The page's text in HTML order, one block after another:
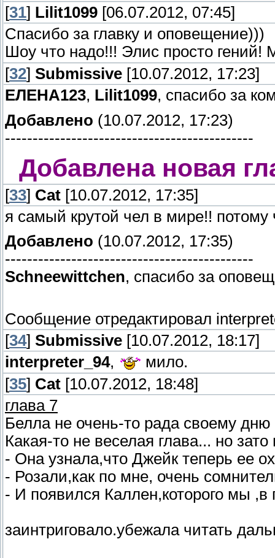
[31] Lilit1099 [06.07.2012, 07:45]
Спасибо за главку и оповещение)))
Шоу что надо!!! Элис просто гений!
[32] Submissive [10.07.2012, 17:23]
ЕЛЕНА123, Lilit1099, спасибо за
Добавлено (10.07.2012, 17:23)
---------------------------------------------
Добавлена новая
[33] Сat [10.07.2012, 17:35]
я самый крутой чел в мире!! потому
Добавлено (10.07.2012, 17:35)
---------------------------------------------
Schneewittchen, спасибо за
Сообщение отредактировал
[34] Submissive [10.07.2012, 18:17]
interpreter_94,
мило.
[35] Сat [10.07.2012, 18:48]
глава 7
Белла не очень-то рада своему
Какая-то не веселая глава... но
- Она узнала,что Джейк теперь ее
- Розали,как по мне, очень
- И появился Каллен,которого мы
заинтриговало.убежала читать